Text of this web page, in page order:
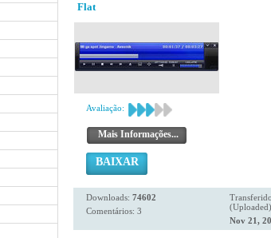
Flat
Avaliação:
Mais Informações...
BAIXAR
Downloads: 74602
Comentários: 3
Transferido
Nov 21,